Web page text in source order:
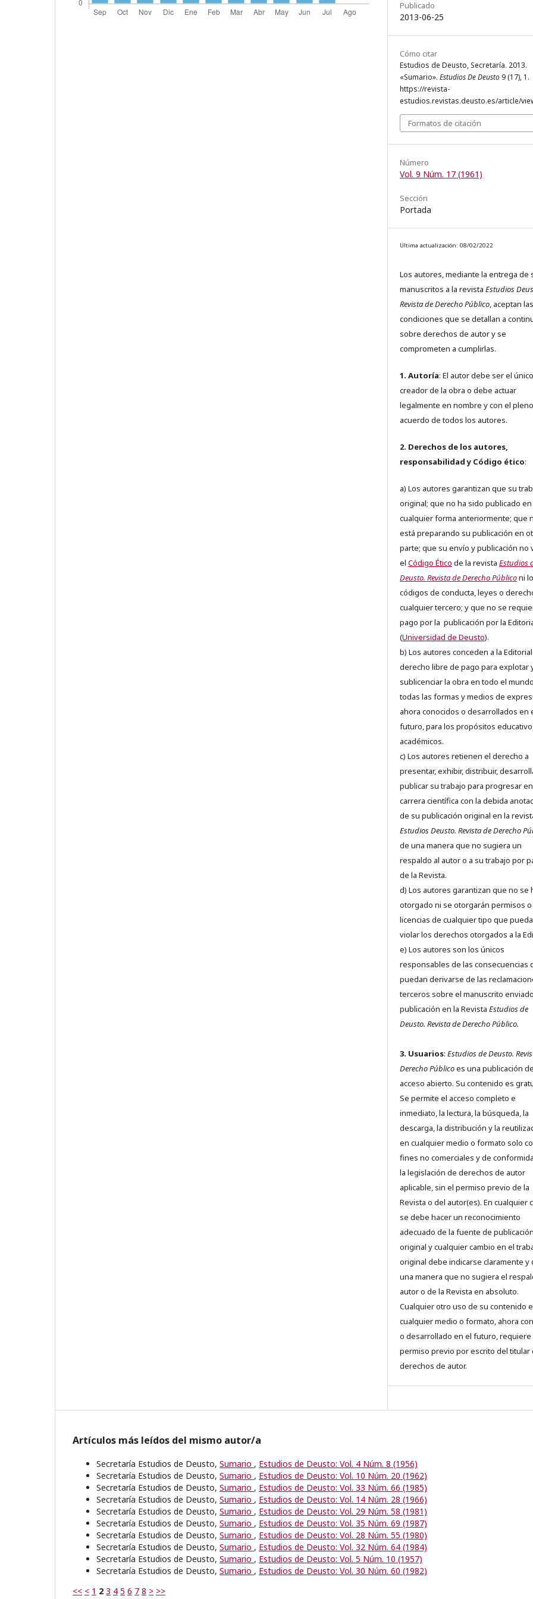
Publicado
2013-06-25
Cómo citar
Estudios de Deusto, Secretaría. 2013.
«Sumario». Estudios De Deusto 9 (17), 1.
https://revista-
estudios.revistas.deusto.es/article/
Formatos de citación
Número
Vol. 9 Núm. 17 (1961)
Sección
Portada
Última actualización: 08/02/2022
Los autores, mediante la entrega de
manuscritos a la revista Estudios
Revista de Derecho Público, aceptan las
condiciones que se detallan a
sobre derechos de autor y se
comprometen a cumplirlas.
1. Autoría: El autor debe ser el único
creador de la obra o debe actuar
legalmente en nombre y con el pleno
acuerdo de todos los autores.
2. Derechos de los autores,
responsabilidad y Código ético:
a) Los autores garantizan que su
original; que no ha sido publicado en
cualquier forma anteriormente; que
está preparando su publicación en
parte; que su envío y publicación no
el Código Ético de la revista Estudios
Deusto. Revista de Derecho Públiconi
códigos de conducta, leyes o
cualquier tercero; y que no se
pago por la publicación por la
(Universidad de Deusto).
b) Los autores conceden a la
derecho libre de pago para explotar
sublicenciar la obra en todo el
todas las formas y medios de
ahora conocidos o desarrollados en
futuro, para los propósitos
académicos.
c) Los autores retienen el derecho a
presentar, exhibir, distribuir,
publicar su trabajo para progresar
carrera científica con la debida
de su publicación original en la
Estudios Deusto. Revista de Derecho
de una manera que no sugiera un
respaldo al autor o a su trabajo por
de la Revista.
d) Los autores garantizan que no se
otorgado ni se otorgarán permisos o
licencias de cualquier tipo que
violar los derechos otorgados a la
e) Los autores son los únicos
responsables de las consecuencias
puedan derivarse de las
terceros sobre el manuscrito
publicación en la Revista Estudios de
Deusto. Revista de Derecho Público.
3. Usuarios: Estudios de Deusto.
Derecho Públicoes una publicación de
acceso abierto. Su contenido es
Se permite el acceso completo e
inmediato, la lectura, la búsqueda, la
descarga, la distribución y la
en cualquier medio o formato solo
fines no comerciales y de
la legislación de derechos de autor
aplicable, sin el permiso previo de la
Revista o del autor(es). En cualquier
se debe hacer un reconocimiento
adecuado de la fuente de publicación
original y cualquier cambio en el
original debe indicarse claramente y
una manera que no sugiera el
autor o de la Revista en absoluto.
Cualquier otro uso de su contenido
cualquier medio o formato, ahora
o desarrollado en el futuro, requiere
permiso previo por escrito del titular
derechos de autor.
Artículos más leídos del mismo autor/a
Secretaría Estudios de Deusto, Sumario , Estudios de Deusto: Vol. 4 Núm. 8 (1956)
Secretaría Estudios de Deusto, Sumario , Estudios de Deusto: Vol. 10 Núm. 20 (1962)
Secretaría Estudios de Deusto, Sumario , Estudios de Deusto: Vol. 33 Núm. 66 (1985)
Secretaría Estudios de Deusto, Sumario , Estudios de Deusto: Vol. 14 Núm. 28 (1966)
Secretaría Estudios de Deusto, Sumario , Estudios de Deusto: Vol. 29 Núm. 58 (1981)
Secretaría Estudios de Deusto, Sumario , Estudios de Deusto: Vol. 35 Núm. 69 (1987)
Secretaría Estudios de Deusto, Sumario , Estudios de Deusto: Vol. 28 Núm. 55 (1980)
Secretaría Estudios de Deusto, Sumario , Estudios de Deusto: Vol. 32 Núm. 64 (1984)
Secretaría Estudios de Deusto, Sumario , Estudios de Deusto: Vol. 5 Núm. 10 (1957)
Secretaría Estudios de Deusto, Sumario , Estudios de Deusto: Vol. 30 Núm. 60 (1982)
<< < 1 2 3 4 5 6 7 8 > >>